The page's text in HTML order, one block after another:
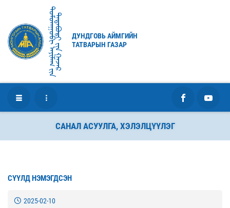
ᠳᠤᠮᠳᠠᠭᠣᠪᠢ ᠠᠶᠢᠮᠠᠭ ᠶ᠋ᠢᠨᠲᠠᠲᠠᠪᠤᠷᠢ ᠶ᠋ᠢᠨ ᠭᠠᠵᠠᠷ
ДУНДГОВЬ АЙМГИЙН
ТАТВАРЫН ГАЗАР
САНАЛ АСУУЛГА, ХЭЛЭЛЦҮҮЛЭГ
СҮҮЛД НЭМЭГДСЭН
2025-02-10